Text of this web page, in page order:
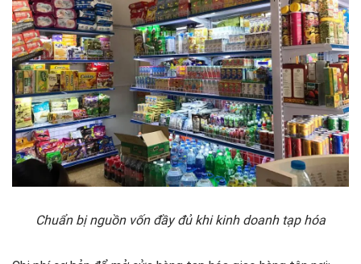
Chuẩn bị nguồn vốn đầy đủ khi kinh doanh tạp hóa